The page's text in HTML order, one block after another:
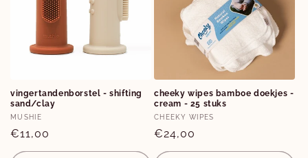
vingertandenborstel - shifting
sand/clay
Verkoper:
MUSHIE
Normale
prijs
€11,00
cheeky wipes bamboe doekjes -
cream - 25 stuks
Verkoper:
CHEEKY WIPES
Normale
prijs
€24,00